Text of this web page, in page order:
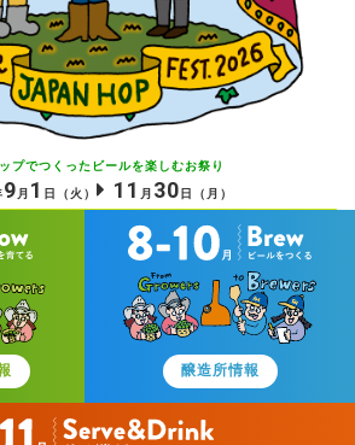
プでつくったビールを楽しむお祭り
9 月 1 日 （火） 11 月 30 日 （月）
醸造所情報